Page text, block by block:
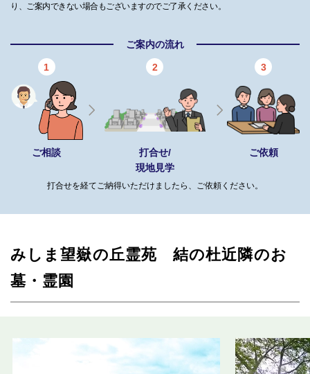
り、ご案内できない場合もございますのでご了承ください。
ご案内の流れ
1
ご相談
2
打合せ/
現地見学
3
ご依頼
打合せを経てご納得いただけましたら、ご依頼ください。
みしま望嶽の丘霊苑 結の杜近隣のお
墓・霊園